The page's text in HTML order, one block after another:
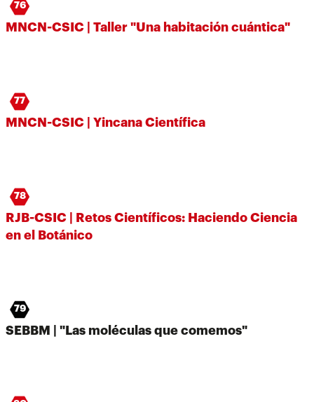
76
MNCN-CSIC | Taller "Una habitación cuántica"
77
MNCN-CSIC | Yincana Científica
78
RJB-CSIC | Retos Científicos: Haciendo Ciencia
en el Botánico
79
SEBBM | "Las moléculas que comemos"